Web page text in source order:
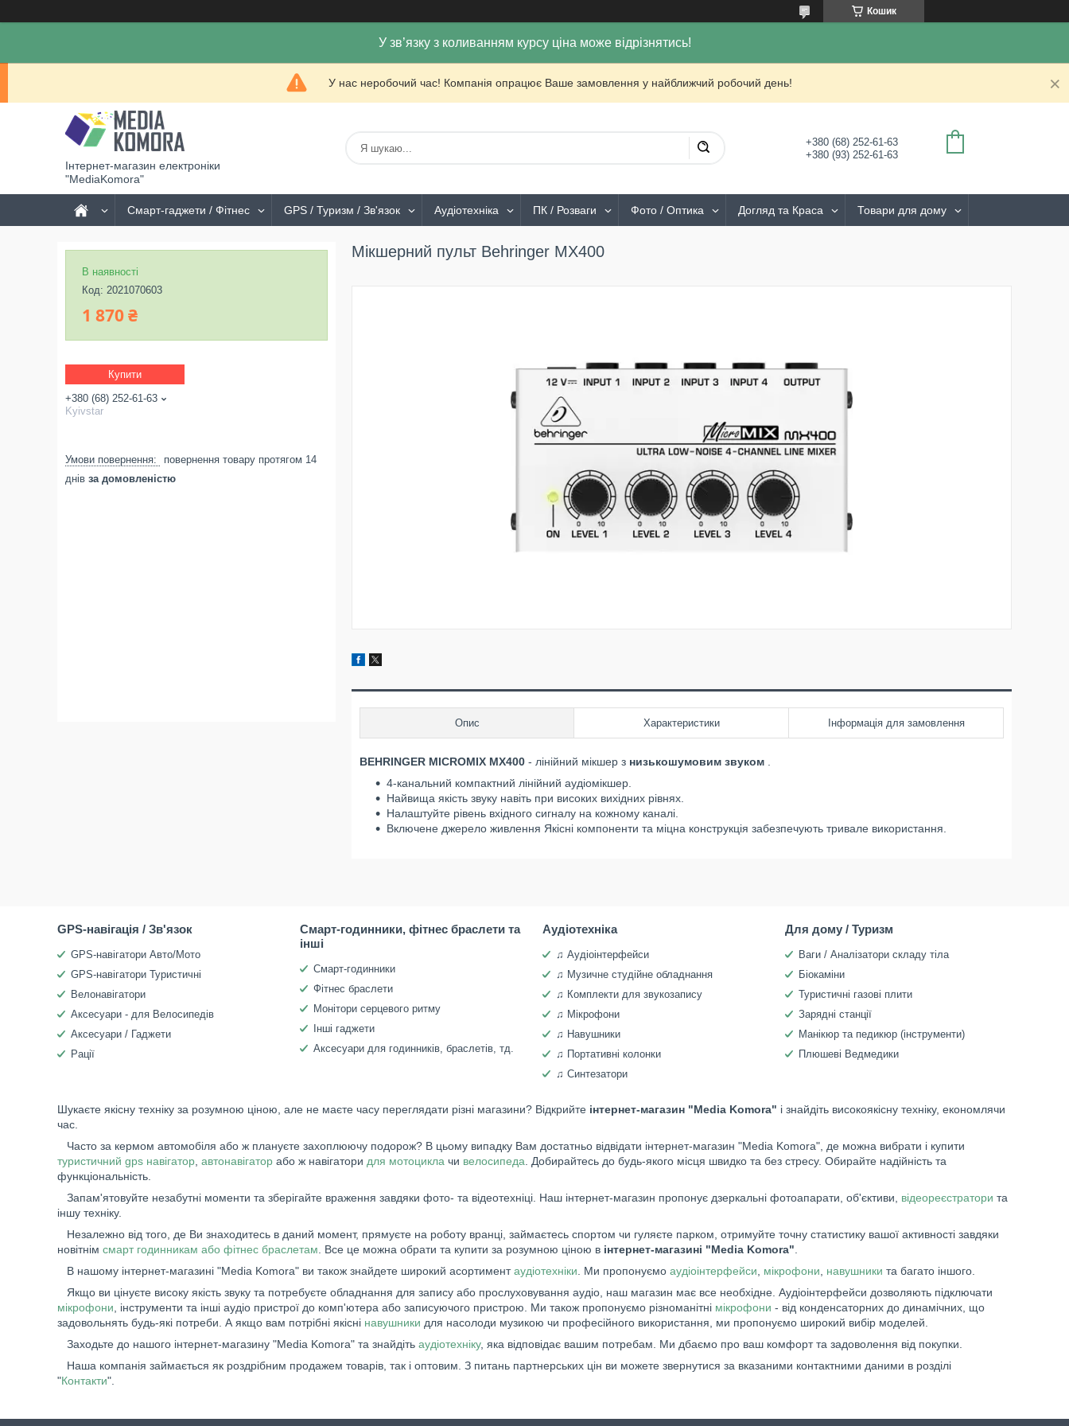
Кошик
У зв’язку з коливанням курсу ціна може відрізнятись!
У нас неробочий час! Компанія опрацює Ваше замовлення у найближчий робочий день!
Інтернет-магазин електроніки
"MediaKomora"
+380 (68) 252-61-63
+380 (93) 252-61-63
Смарт-гаджети / Фітнес GPS / Туризм / Зв'язок Аудіотехніка ПК / Розваги Фото / Оптика Догляд та Краса Товари для дому
Мікшерний пульт Behringer MX400
Опис Характеристики Інформація для замовлення
BEHRINGER MICROMIX MX400 - лінійний мікшер з низькошумовим звуком
4-канальний компактний лінійний аудіомікшер.
Найвища якість звуку навіть при високих вихідних рівнях.
Налаштуйте рівень вхідного сигналу на кожному каналі.
Включене джерело живлення Якісні компоненти та міцна конструкція забезпечують тривале використання.
В наявності
Код: 2021070603
1 870 ₴
Купити
+380 (68) 252-61-63
Kyivstar
повернення товару протягом 14
днів за домовленістю
GPS-навігація / Зв'язок
GPS-навігатори Авто/Мото
GPS-навігатори Туристичні
Велонавігатори
Аксесуари - для Велосипедів
Аксесуари / Гаджети
Рації
Смарт-годинники, фітнес браслети та
інші
Смарт-годинники
Фітнес браслети
Монітори серцевого ритму
Інші гаджети
Аксесуари для годинників, браслетів, тд.
Аудіотехніка
♫ Аудіоінтерфейси
♫ Музичне студійне обладнання
♫ Комплекти для звукозапису
♫ Мікрофони
♫ Навушники
♫ Портативні колонки
♫ Синтезатори
Для дому / Туризм
Ваги / Аналізатори складу тіла
Біокаміни
Туристичні газові плити
Зарядні станції
Манікюр та педикюр (інструменти)
Плюшеві Ведмедики
Шукаєте якісну техніку за розумною ціною, але не маєте часу переглядати різні магазини? Відкрийте інтернет-магазин "Media Komora" і знайдіть високоякісну техніку, економлячи
час.
Часто за кермом автомобіля або ж плануєте захоплюючу подорож? В цьому випадку Вам достатньо відвідати інтернет-магазин "Media Komora", де можна вибрати і купити
туристичний gps навігатор автонавігатор або ж навігатори для мотоцикла чи велосипеда . Добирайтесь до будь-якого місця швидко та без стресу. Обирайте надійність та
функціональність.
Запам'ятовуйте незабутні моменти та зберігайте враження завдяки фото- та відеотехніці. Наш інтернет-магазин пропонує дзеркальні фотоапарати, об'єктиви, відеореєстратори та
іншу техніку.
Незалежно від того, де Ви знаходитесь в даний момент, прямуєте на роботу вранці, займаєтесь спортом чи гуляєте парком, отримуйте точну статистику вашої активності завдяки
новітнім смарт годинникам або фітнес браслетам . Все це можна обрати та купити за розумною ціною в інтернет-магазині "Media Komora"
В нашому інтернет-магазині "Media Komora" ви також знайдете широкий асортиментаудіотехніки . Ми пропонуємо аудіоінтерфейси мікрофони навушники та багато іншого.
Якщо ви цінуєте високу якість звуку та потребуєте обладнання для запису або прослуховування аудіо, наш магазин має все необхідне. Аудіоінтерфейси дозволяють підключати
мікрофони , інструменти та інші аудіо пристрої до комп'ютера або записуючого пристрою. Ми також пропонуємо різноманітні мікрофони - від конденсаторних до динамічних, що
задовольнять будь-які потреби. А якщо вам потрібні якісні навушники для насолоди музикою чи професійного використання, ми пропонуємо широкий вибір моделей.
Заходьте до нашого інтернет-магазину "Media Komora" та знайдіть аудіотехніку, яка відповідає вашим потребам. Ми дбаємо про ваш комфорт та задоволення від покупки.
Наша компанія займається як роздрібним продажем товарів, так і оптовим. З питань партнерських цін ви можете звернутися за вказаними контактними даними в розділі
"Контакти".